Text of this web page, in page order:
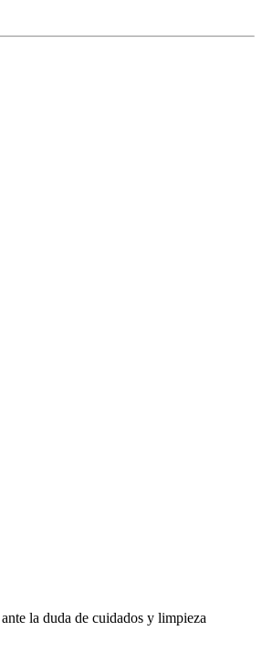
la duda de cuidados y limpieza